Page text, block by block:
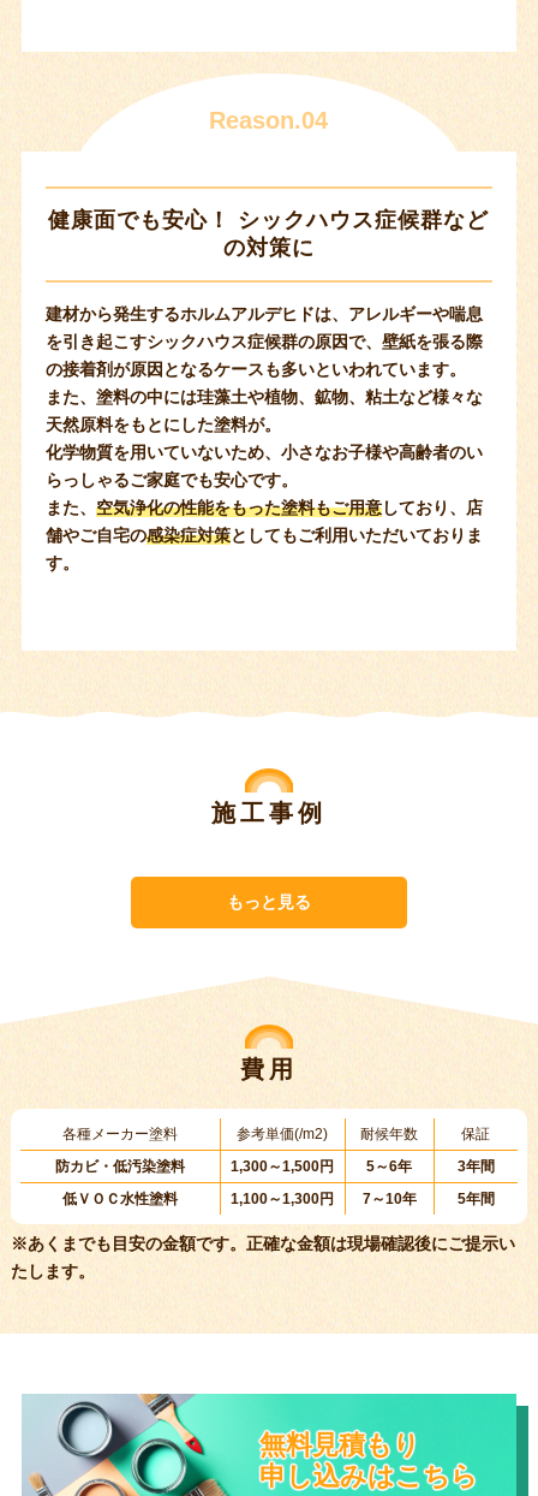
Reason.04
健康面でも安心！ シックハウス症候群など
の対策に
建材から発生するホルムアルデヒドは、アレルギーや喘息
を引き起こすシックハウス症候群の原因で、壁紙を張る際
の接着剤が原因となるケースも多いといわれています。
また、塗料の中には珪藻土や植物、鉱物、粘土など様々な
天然原料をもとにした塗料が。
化学物質を用いていないため、小さなお子様や高齢者のい
らっしゃるご家庭でも安心です。
また、空気浄化の性能をもった塗料もご用意しており、店
舗やご自宅の感染症対策としてもご利用いただいておりま
す。
施工事例
もっと見る
費用
各種メーカー塗料 参考単価(/m2) 耐候年数
保証
防カビ・低汚染塗料
1,300～1,500円 5～6年
3年間
低ＶＯＣ水性塗料
1,100～1,300円 7～10年 5年間
※あくまでも目安の金額です。正確な金額は現場確認後にご提示い
たします。
無料見積もり
申し込みはこちら